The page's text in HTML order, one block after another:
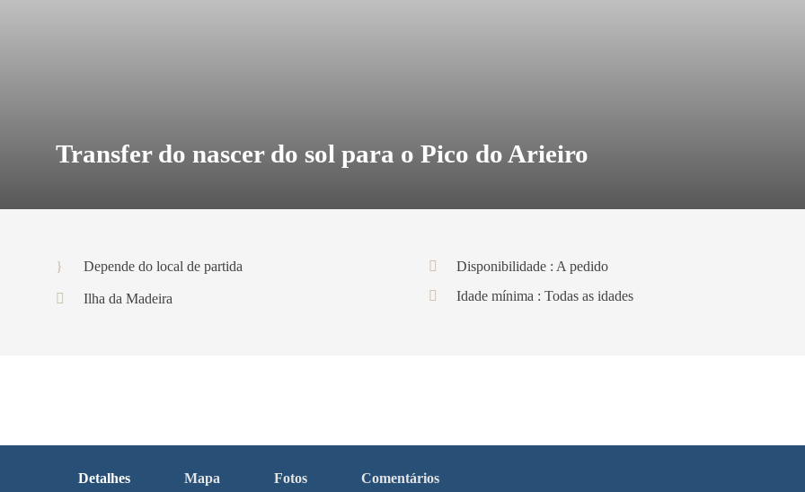
Transfer do nascer do sol para o Pico do Arieiro
Depende do local de partida Disponibilidade : A pedido
Ilha da Madeira Idade mínima : Todas as idades
Detalhes Mapa Fotos Comentários